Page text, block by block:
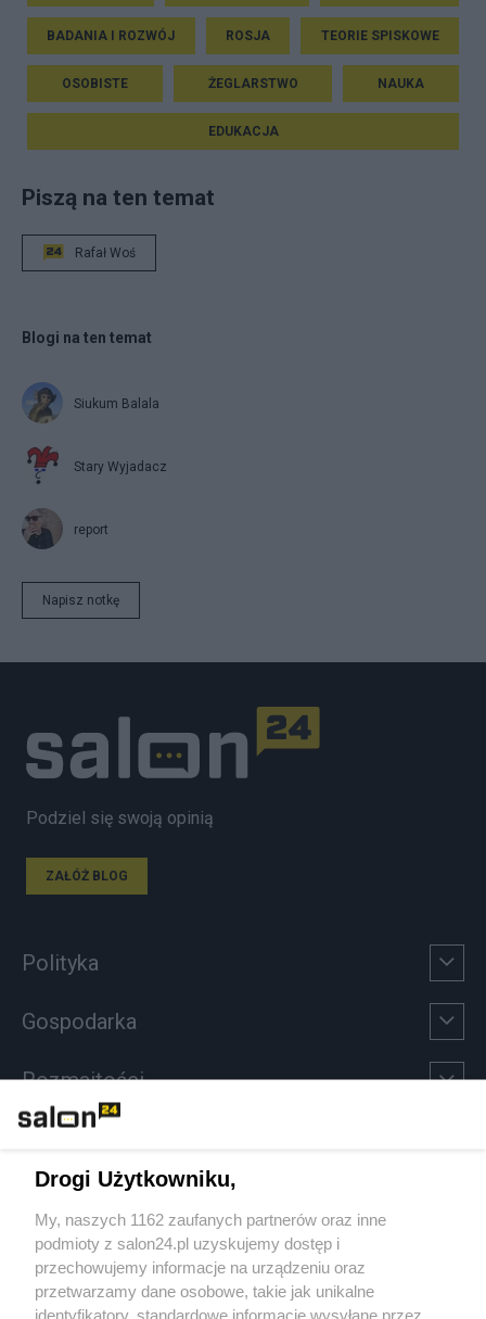
BADANIA I ROZWÓJ ROSJA TEORIE SPISKOWE
OSOBISTE ŻEGLARSTWO NAUKA
EDUKACJA
Piszą na ten temat
Rafał Woś
Blogi na ten temat
Siukum Balala
Stary Wyjadacz
report
Napisz notkę
Podziel się swoją opinią
ZAŁÓŻ BLOG
Polityka
Gospodarka
Rozmaitości
Sport
Społeczeństwo
Drogi Użytkowniku,
My, naszych 1162 zaufanych partnerów oraz inne
podmioty z salon24.pl uzyskujemy dostęp i
przechowujemy informacje na urządzeniu oraz
przetwarzamy dane osobowe, takie jak unikalne
identyfikatory, standardowe informacje wysyłane przez